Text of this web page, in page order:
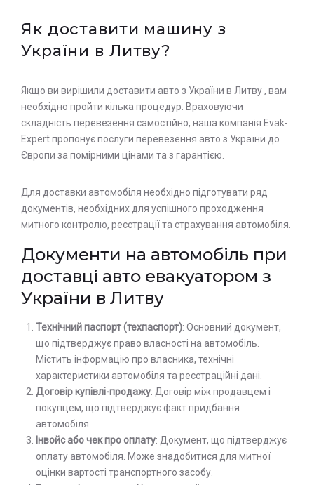
Як доставити машину з
України в Литву?
Якщо ви вирішили доставити авто з України в Литву , вам
необхідно пройти кілька процедур. Враховуючи
складність перевезення самостійно, наша компанія Evak-
Expert пропонує послуги перевезення авто з України до
Європи за помірними цінами та з гарантією.
Для доставки автомобіля необхідно підготувати ряд
документів, необхідних для успішного проходження
митного контролю, реєстрації та страхування автомобіля.
Документи на автомобіль при
доставці авто евакуатором з
України в Литву
Технічний паспорт (техпаспорт): Основний документ,
що підтверджує право власності на автомобіль.
Містить інформацію про власника, технічні
характеристики автомобіля та реєстраційні дані.
Договір купівлі-продажу: Договір між продавцем і
покупцем, що підтверджує факт придбання
автомобіля.
Інвойс або чек про оплату: Документ, що підтверджує
оплату автомобіля. Може знадобитися для митної
оцінки вартості транспортного засобу.